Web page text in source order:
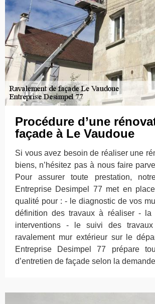
Procédure d’une
façade à Le Vaudoue
Si vous avez besoin de réaliser une
biens, n’hésitez pas à nous faire
Pour assurer toute prestation,
Entreprise Desimpel 77 met en
qualité pour : - le diagnostic de vos
définition des travaux à réaliser - la
interventions - le suivi des
ravalement mur extérieur sur le
Entreprise Desimpel 77 prépare
d’entretien de façade selon la